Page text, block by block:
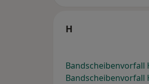
H
Bandscheibenvorfall
Bandscheibenvorfall